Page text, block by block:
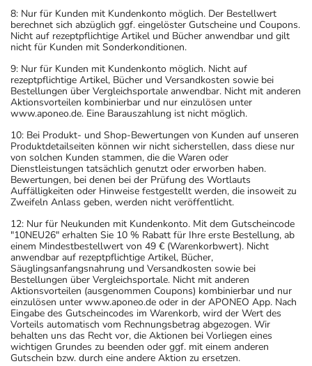
8: Nur für Kunden mit Kundenkonto möglich. Der Bestellwert
berechnet sich abzüglich ggf. eingelöster Gutscheine und Coupons.
Nicht auf rezeptpflichtige Artikel und Bücher anwendbar und gilt
nicht für Kunden mit Sonderkonditionen.
9: Nur für Kunden mit Kundenkonto möglich. Nicht auf
rezeptpflichtige Artikel, Bücher und Versandkosten sowie bei
Bestellungen über Vergleichsportale anwendbar. Nicht mit anderen
Aktionsvorteilen kombinierbar und nur einzulösen unter
www.aponeo.de. Eine Barauszahlung ist nicht möglich.
10: Bei Produkt- und Shop-Bewertungen von Kunden auf unseren
Produktdetailseiten können wir nicht sicherstellen, dass diese nur
von solchen Kunden stammen, die die Waren oder
Dienstleistungen tatsächlich genutzt oder erworben haben.
Bewertungen, bei denen bei der Prüfung des Wortlauts
Auffälligkeiten oder Hinweise festgestellt werden, die insoweit zu
Zweifeln Anlass geben, werden nicht veröffentlicht.
12: Nur für Neukunden mit Kundenkonto. Mit dem Gutscheincode
"10NEU26" erhalten Sie 10 % Rabatt für Ihre erste Bestellung, ab
einem Mindestbestellwert von 49 € (Warenkorbwert). Nicht
anwendbar auf rezeptpflichtige Artikel, Bücher,
Säuglingsanfangsnahrung und Versandkosten sowie bei
Bestellungen über Vergleichsportale. Nicht mit anderen
Aktionsvorteilen (ausgenommen Coupons) kombinierbar und nur
einzulösen unter www.aponeo.de oder in der APONEO App. Nach
Eingabe des Gutscheincodes im Warenkorb, wird der Wert des
Vorteils automatisch vom Rechnungsbetrag abgezogen. Wir
behalten uns das Recht vor, die Aktionen bei Vorliegen eines
wichtigen Grundes zu beenden oder ggf. mit einem anderen
Gutschein bzw. durch eine andere Aktion zu ersetzen.